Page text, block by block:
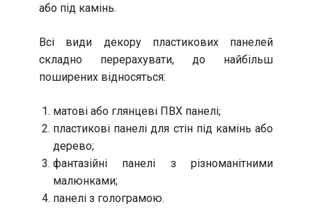
або під камінь.
Всі види декору пластикових панелей
складно перерахувати, до найбільш
поширених відносяться:
матові або глянцеві ПВХ панелі;
пластикові панелі для стін під камінь або
дерево;
фантазійні панелі з різноманітними
малюнками;
панелі з голограмою.